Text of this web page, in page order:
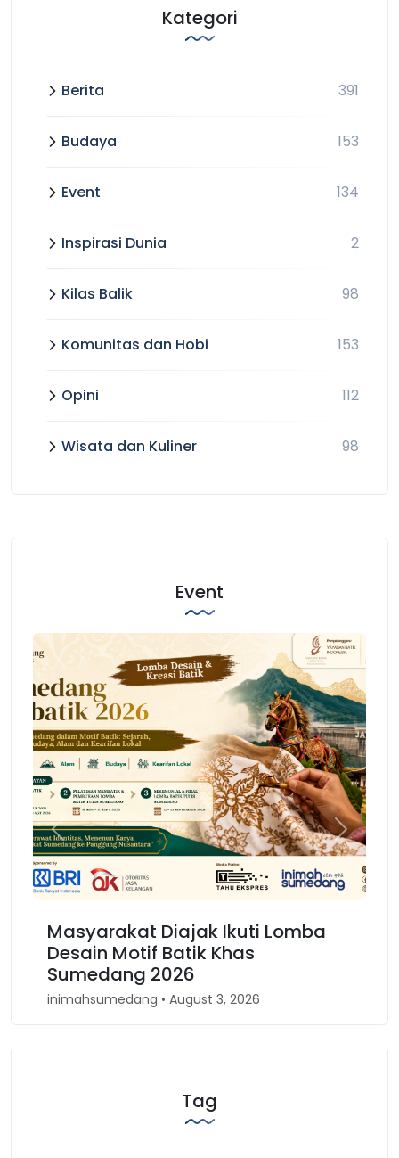
Kategori
Berita 391
Budaya 153
Event 134
Inspirasi Dunia 2
Kilas Balik 98
Komunitas dan Hobi 153
Opini 112
Wisata dan Kuliner 98
Event
Masyarakat Diajak Ikuti Lomba
Desain Motif Batik Khas
Sumedang 2026
inimahsumedang • August 3, 2026
Previous Next
Tag